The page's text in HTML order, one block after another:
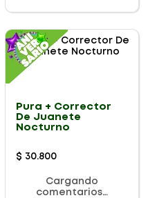
Pura + Corrector
De Juanete
Nocturno
$ 30.800
Cargando
comentarios…